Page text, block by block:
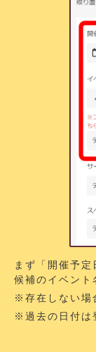
まず「開催予定
候補のイベント
※存在しない場
※過去の日付は